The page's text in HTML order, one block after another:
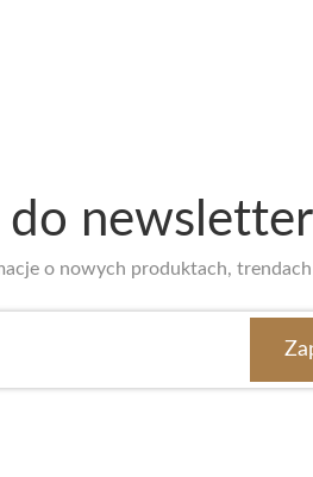
do
o nowych produktach,